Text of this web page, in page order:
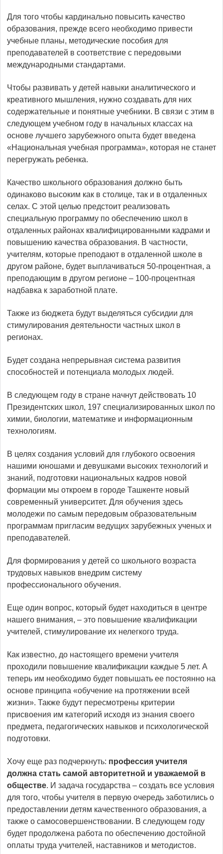
Для того чтобы кардинально повысить качество
образования, прежде всего необходимо привести
учебные планы, методические пособия для
преподавателей в соответствие с передовыми
международными стандартами.
Чтобы развивать у детей навыки аналитического и
креативного мышления, нужно создавать для них
содержательные и понятные учебники. В связи с этим в
следующем учебном году в начальных классах на
основе лучшего зарубежного опыта будет введена
«Национальная учебная программа», которая не станет
перегружать ребенка.
Качество школьного образования должно быть
одинаково высоким как в столице, так и в отдаленных
селах. С этой целью предстоит реализовать
специальную программу по обеспечению школ в
отдаленных районах квалифицированными кадрами и
повышению качества образования. В частности,
учителям, которые преподают в отдаленной школе в
другом районе, будет выплачиваться 50-процентная, а
преподающим в другом регионе – 100-процентная
надбавка к заработной плате.
Также из бюджета будут выделяться субсидии для
стимулирования деятельности частных школ в
регионах.
Будет создана непрерывная система развития
способностей и потенциала молодых людей.
В следующем году в стране начнут действовать 10
Президентских школ, 197 специализированных школ по
химии, биологии, математике и информационным
технологиям.
В целях создания условий для глубокого освоения
нашими юношами и девушками высоких технологий и
знаний, подготовки национальных кадров новой
формации мы откроем в городе Ташкенте новый
современный университет. Для обучения здесь
молодежи по самым передовым образовательным
программам пригласим ведущих зарубежных ученых и
преподавателей.
Для формирования у детей со школьного возраста
трудовых навыков внедрим систему
профессионального обучения.
Еще один вопрос, который будет находиться в центре
нашего внимания, – это повышение квалификации
учителей, стимулирование их нелегкого труда.
Как известно, до настоящего времени учителя
проходили повышение квалификации каждые 5 лет. А
теперь им необходимо будет повышать ее постоянно на
основе принципа «обучение на протяжении всей
жизни». Также будут пересмотрены критерии
присвоения им категорий исходя из знания своего
предмета, педагогических навыков и психологической
подготовки.
Хочу еще раз подчеркнуть: профессия учителя
должна стать самой авторитетной и уважаемой в
обществе. И задача государства – создать все условия
для того, чтобы учителя в первую очередь заботились о
предоставлении детям качественного образования, а
также о самосовершенствовании. В следующем году
будет продолжена работа по обеспечению достойной
оплаты труда учителей, наставников и методистов.